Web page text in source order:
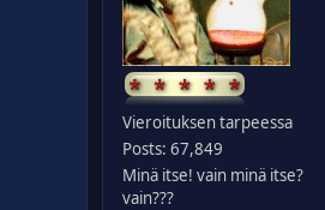
Vieroituksen tarpeessa
Posts: 67,849
Minä itse! vain minä itse?
vain???